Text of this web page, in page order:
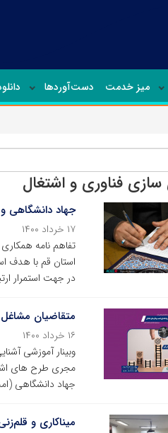
میز خدمت دست‌آوردها
فناوری و اشتغال
جهاد دانشگاهی
۱۷ خرداد ۱۴۰۰
تفاهم نامه
استان قم با هدف
در جهت استمرار
متقاضیان
۱۶ خرداد ۱۴۰۰
وبینار آموزشی
جهاد دانشگاهی
میناکاری و